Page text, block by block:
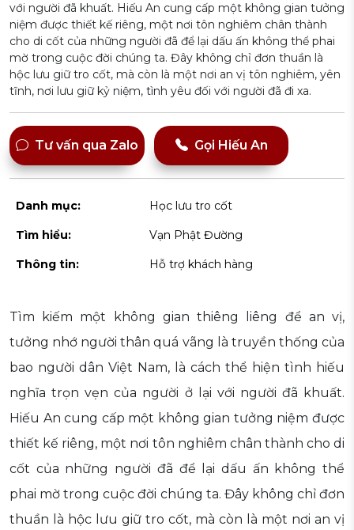
với người đã khuất. Hiếu An cung cấp một không gian tưởng
niệm được thiết kế riêng, một nơi tôn nghiêm chân thành
cho di cốt của những người đã để lại dấu ấn không thể phai
mờ trong cuộc đời chúng ta. Đây không chỉ đơn thuần là
hộc lưu giữ tro cốt, mà còn là một nơi an vị tôn nghiêm, yên
tĩnh, nơi lưu giữ kỷ niệm, tình yêu đối với người đã đi xa.
Tư vấn qua Zalo Gọi Hiếu An
Danh mục: Học lưu tro cốt
Tìm hiểu: Vạn Phật Đường
Thông tin: Hỗ trợ khách hàng
Tìm kiếm một không gian thiêng liêng để an vị,
tưởng nhớ người thân quá vãng là truyền thống của
bao người dân Việt Nam, là cách thể hiện tình hiếu
nghĩa trọn vẹn của người ở lại với người đã khuất.
Hiếu An cung cấp một không gian tưởng niệm được
thiết kế riêng, một nơi tôn nghiêm chân thành cho di
cốt của những người đã để lại dấu ấn không thể
phai mờ trong cuộc đời chúng ta. Đây không chỉ đơn
thuần là hộc lưu giữ tro cốt, mà còn là một nơi an vị